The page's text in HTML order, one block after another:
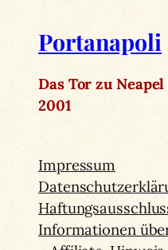
Portanapoli
Das Tor zu
2001
Impressum
Informationen